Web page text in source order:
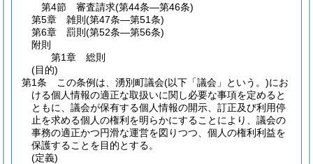
第4節
審査請求(第44条―第46条)
第5章
雑則 (第47条―第51条)
第6章
罰則 (第52条―第56条)
附則
第1章
総則
(目的)
第1条
この条例は、湧別町議会(以下「議会」という。)にお
ける個人情報の適正な取扱いに関し必要な事項を定めると
ともに、議会が保有する個人情報の開示、訂正及び利用停
止を求める個人の権利を明らかにすることにより、議会の
事務の適正かつ円滑な運営を図りつつ、個人の権利利益を
保護することを目的とする。
(定義)